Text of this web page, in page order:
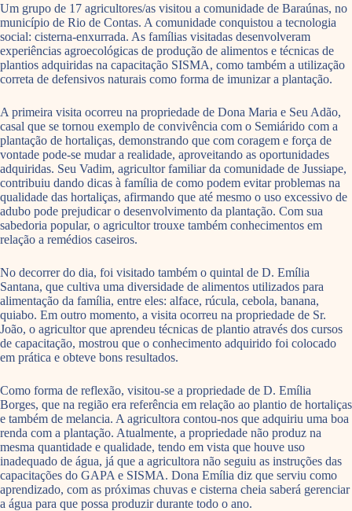
Um grupo de 17 agricultores/as visitou a comunidade de Baraúnas, no
município de Rio de Contas. A comunidade conquistou a tecnologia
social: cisterna-enxurrada. As famílias visitadas desenvolveram
experiências agroecológicas de produção de alimentos e técnicas de
plantios adquiridas na capacitação SISMA, como também a utilização
correta de defensivos naturais como forma de imunizar a plantação.
A primeira visita ocorreu na propriedade de Dona Maria e Seu Adão,
casal que se tornou exemplo de convivência com o Semiárido com a
plantação de hortaliças, demonstrando que com coragem e força de
vontade pode-se mudar a realidade, aproveitando as oportunidades
adquiridas. Seu Vadim, agricultor familiar da comunidade de Jussiape,
contribuiu dando dicas à família de como podem evitar problemas na
qualidade das hortaliças, afirmando que até mesmo o uso excessivo de
adubo pode prejudicar o desenvolvimento da plantação. Com sua
sabedoria popular, o agricultor trouxe também conhecimentos em
relação a remédios caseiros.
No decorrer do dia, foi visitado também o quintal de D. Emília
Santana, que cultiva uma diversidade de alimentos utilizados para
alimentação da família, entre eles: alface, rúcula, cebola, banana,
quiabo. Em outro momento, a visita ocorreu na propriedade de Sr.
João, o agricultor que aprendeu técnicas de plantio através dos cursos
de capacitação, mostrou que o conhecimento adquirido foi colocado
em prática e obteve bons resultados.
Como forma de reflexão, visitou-se a propriedade de D. Emília
Borges, que na região era referência em relação ao plantio de hortaliças
e também de melancia. A agricultora contou-nos que adquiriu uma boa
renda com a plantação. Atualmente, a propriedade não produz na
mesma quantidade e qualidade, tendo em vista que houve uso
inadequado de água, já que a agricultora não seguiu as instruções das
capacitações do GAPA e SISMA. Dona Emília diz que serviu como
aprendizado, com as próximas chuvas e cisterna cheia saberá gerenciar
a água para que possa produzir durante todo o ano.